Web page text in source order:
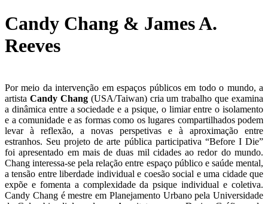
Candy Chang & James A.
Reeves
Por meio da intervenção em espaços públicos em todo o mundo, a
artista Candy Chang(USA/Taiwan) cria um trabalho que examina
a dinâmica entre a sociedade e a psique, o limiar entre o isolamento
e a comunidade e as formas como os lugares compartilhados podem
levar à reflexão, a novas perspetivas e à aproximação entre
estranhos. Seu projeto de arte pública participativa “Before I Die”
foi apresentado em mais de duas mil cidades ao redor do mundo.
Chang interessa-se pela relação entre espaço público e saúde mental,
a tensão entre liberdade individual e coesão social e uma cidade que
expõe e fomenta a complexidade da psique individual e coletiva.
Candy Chang é mestre em Planejamento Urbano pela Universidade